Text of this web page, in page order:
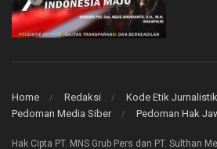
Home Redaksi
Kode Etik Jurnalistik
Pedoman Media Siber
Pedoman Hak
Hak Cipta PT. MNS Grub Pers dan PT. Sulthan